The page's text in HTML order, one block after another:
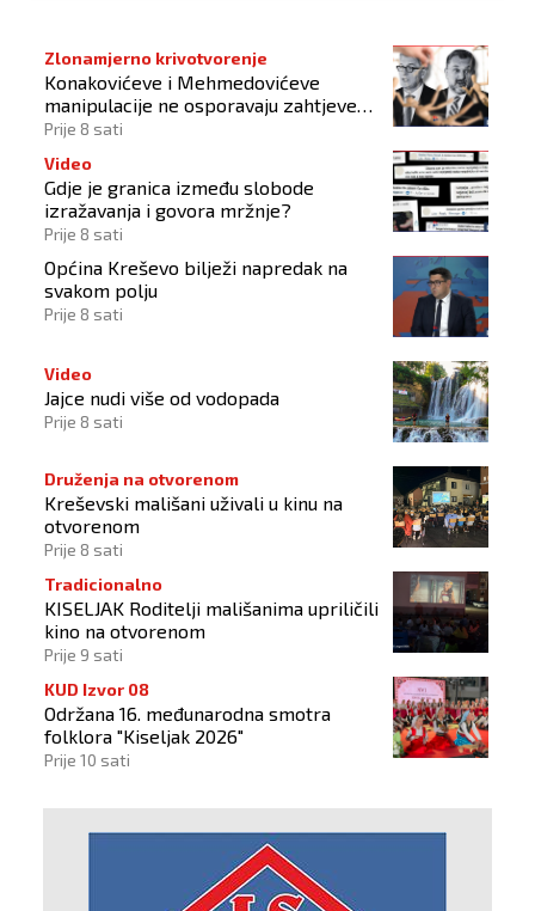
Zlonamjerno krivotvorenje
Konakovićeve i Mehmedovićeve
manipulacije ne osporavaju zahtjeve
Hrvata
Prije 8 sati
Video
Gdje je granica između slobode
izražavanja i govora mržnje?
Prije 8 sati
Općina Kreševo bilježi napredak na
svakom polju
Prije 8 sati
Video
Jajce nudi više od vodopada
Prije 8 sati
Druženja na otvorenom
Kreševski mališani uživali u kinu na
otvorenom
Prije 8 sati
Tradicionalno
KISELJAK Roditelji mališanima upriličili
kino na otvorenom
Prije 9 sati
KUD Izvor 08
Održana 16. međunarodna smotra
folklora "Kiseljak 2026"
Prije 10 sati